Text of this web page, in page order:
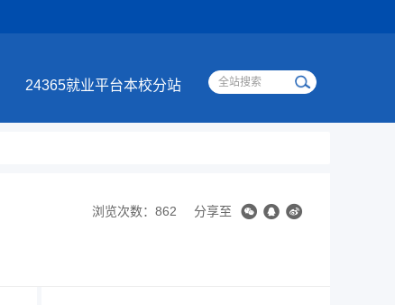
24365就业平台本校分站
浏览次数：862 分享至